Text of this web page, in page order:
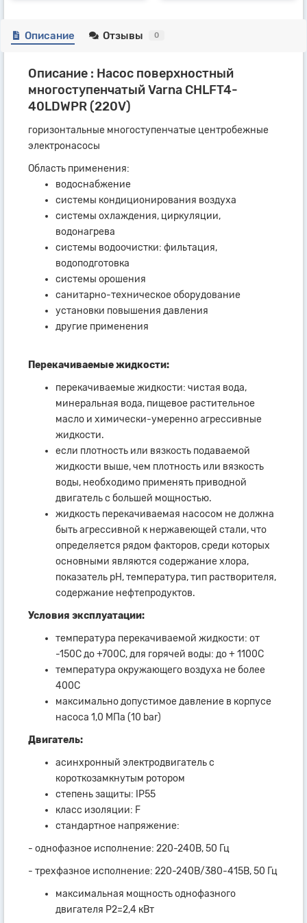
Описание Отзывы 0
Описание : Насос поверхностный
многоступенчатый Varna CHLFT4-
40LDWPR (220V)
горизонтальные многоступенчатые центробежные
электронасосы
Область применения:
водоснабжение
системы кондиционирования воздуха
системы охлаждения, циркуляции,
водонагрева
системы водоочистки: фильтация,
водоподготовка
системы орошения
санитарно-техническое оборудование
установки повышения давления
другие применения
Перекачиваемые жидкости:
перекачиваемые жидкости: чистая вода,
минеральная вода, пищевое растительное
масло и химически-умеренно агрессивные
жидкости.
если плотность или вязкость подаваемой
жидкости выше, чем плотность или вязкость
воды, необходимо применять приводной
двигатель с большей мощностью.
жидкость перекачиваемая насосом не должна
быть агрессивной к нержавеющей стали, что
определяется рядом факторов, среди которых
основными являются содержание хлора,
показатель рН, температура, тип растворителя,
содержание нефтепродуктов.
Условия эксплуатации:
температура перекачиваемой жидкости: от
-150С до +700С, для горячей воды: до + 1100С
температура окружающего воздуха не более
400С
максимально допустимое давление в корпусе
насоса 1,0 МПа (10 bar)
Двигатель:
асинхронный электродвигатель с
короткозамкнутым ротором
степень защиты: IP55
класс изоляции: F
стандартное напряжение:
- однофазное исполнение: 220-240В, 50 Гц
- трехфазное исполнение: 220-240В/380-415В, 50 Гц
максимальная мощность однофазного
двигателя Р2=2,4 кВт